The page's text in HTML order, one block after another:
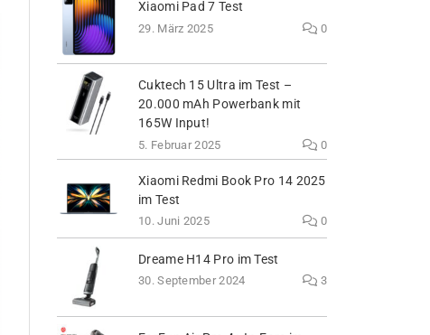
Xiaomi Pad 7 Test
29. März 2025 0
Cuktech 15 Ultra im Test –
20.000 mAh Powerbank mit
165W Input!
5. Februar 2025 0
Xiaomi Redmi Book Pro 14 2025
im Test
10. Juni 2025 0
Dreame H14 Pro im Test
30. September 2024 3